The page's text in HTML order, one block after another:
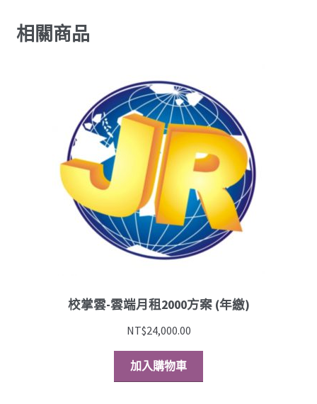
相關商品
校掌雲-雲端月租2000方案 (年繳)
NT$24,000.00
加入購物車